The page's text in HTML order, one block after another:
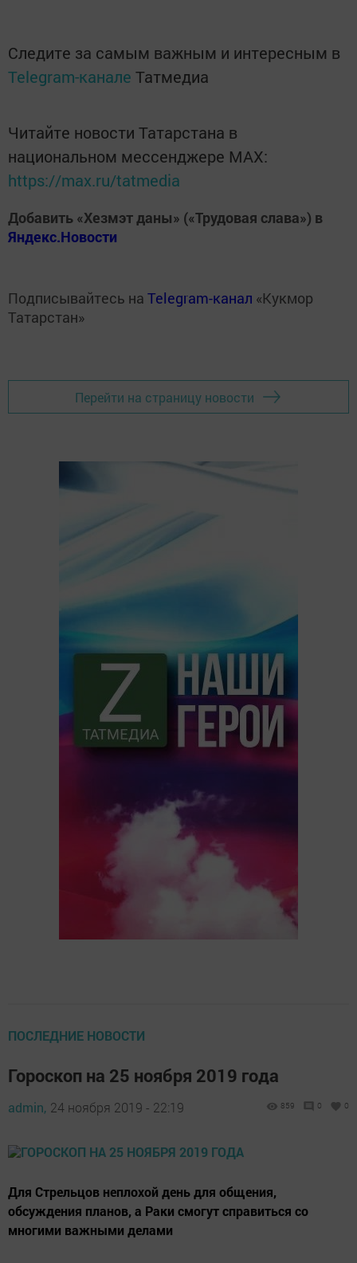
Следите за самым важным и интересным в
Telegram-канале Татмедиа
Читайте новости Татарстана в
национальном мессенджере MАХ:
https://max.ru/tatmedia
Добавить «Хезмэт даны» («Трудовая слава») в
Яндекс.Новости
Подписывайтесь на Telegram-канал «Кукмор
Татарстан»
Перейти на страницу новости
ПОСЛЕДНИЕ НОВОСТИ
Гороскоп на 25 ноября 2019 года
admin, 24 ноября 2019 - 22:19 859 0 0
Для Стрельцов неплохой день для общения,
обсуждения планов, а Раки смогут справиться со
многими важными делами